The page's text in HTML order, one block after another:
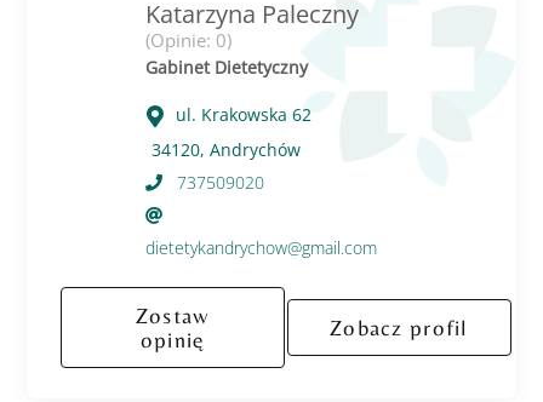
Katarzyna Paleczny
(Opinie: 0)
Gabinet Dietetyczny
ul. Krakowska 62
34120, Andrychów
737509020
dietetykandrychow@gmail.com
Zostaw
opinię
Zobacz profil